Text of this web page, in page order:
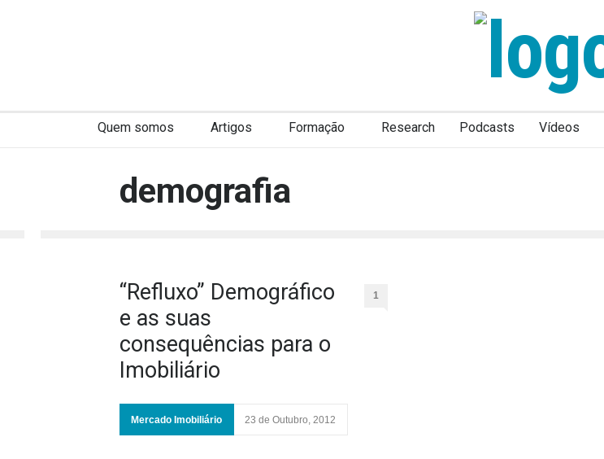
Quem somos Artigos Formação Research Podcasts Vídeos
demografia
“Refluxo” Demográfico
e as suas
consequências para o
Imobiliário
1
Mercado Imobiliário 23 de Outubro, 2012